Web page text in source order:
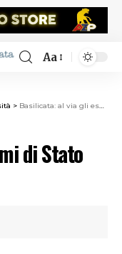
Aa
> Basilicata: al via gli esami di Stato per 5.095 studenti
di Stato